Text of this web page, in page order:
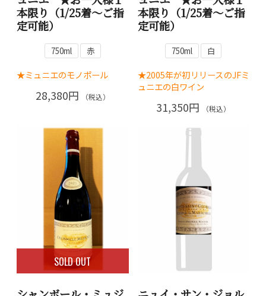
本限り（1/25着～ご指
定可能）
750ml 赤
★ミュニエのモノポール
28,380円 （税込）
本限り（1/25着～ご指
定可能）
750ml 白
★2005年が初リリースのJFミ
ュニエの白ワイン
31,350円 （税込）
SOLD OUT